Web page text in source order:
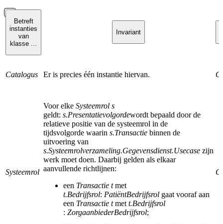
Betreft
instanties
van
klasse ...
Invariant
Catalogus Er is precies één instantie hiervan.
Systeemrol
Voor elke Systeemrol s
geldt: s.Presentatievolgordewordt bepaald door de
relatieve positie van de systeemrol in de
tijdsvolgorde waarin s.Transactie binnen de
uitvoering van
s.Systeemrolverzameling.Gegevensdienst.Usecase zijn
werk moet doen. Daarbij gelden als elkaar
aanvullende richtlijnen:
een Transactie tmet
t.Bedrijfsrol: PatiëntBedrijfsrol gaat vooraf aan
een Transactie tmet t.Bedrijfsrol
: ZorgaanbiederBedrijfsrol;